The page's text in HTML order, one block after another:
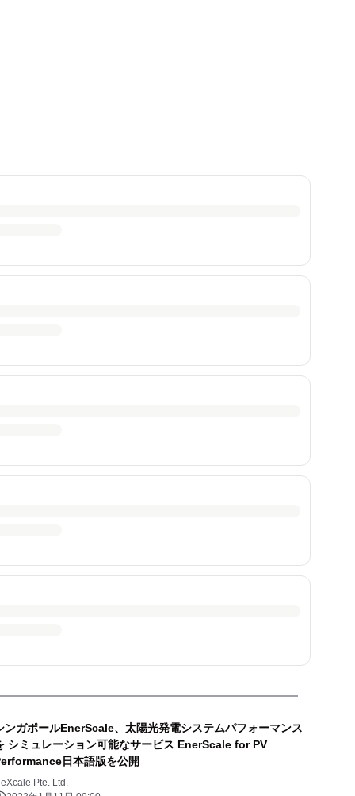
ンガポールEnerScale、太陽光発電システムパフォーマンス
シミュレーション可能なサービス EnerScale for PV
日本語版を公開
Pte. Ltd.